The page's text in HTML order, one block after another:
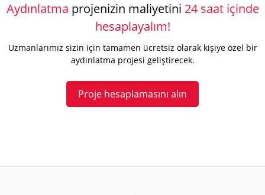
Aydınlatma projenizin maliyetini 24 saat içinde
hesaplayalım!
Uzmanlarımız sizin için tamamen ücretsiz olarak kişiye özel bir
aydınlatma projesi geliştirecek.
Proje hesaplamasını alın